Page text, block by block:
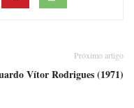
Próximo artigo
Vítor Rodrigues (1971)